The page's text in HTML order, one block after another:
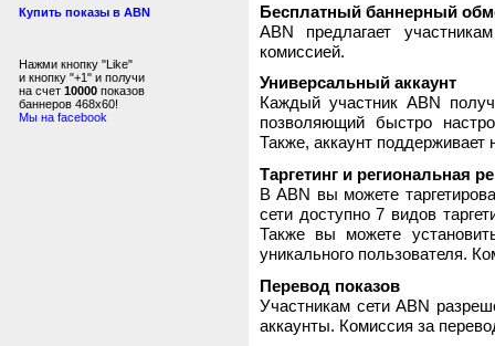
Купить показы в ABN
Нажми кнопку "Like"
и кнопку "+1" и получи
на счет 10000 показов
баннеров 468x60!
Мы на facebook
Бесплатный баннерный
ABN предлагает
комиссией.
Универсальный аккаунт
Каждый участник ABN
позволяющий быстро
Также, аккаунт поддерживает
Таргетинг и региональная
В ABN вы можете
сети доступно 7 видов
Также вы можете
уникального пользователя.
Перевод показов
Участникам сети ABN
аккаунты. Комиссия за